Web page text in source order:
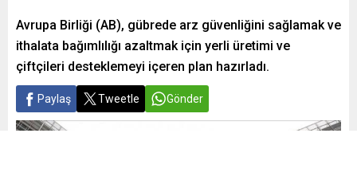
Avrupa Birliği (AB), gübrede arz güvenliğini sağlamak ve
ithalata bağımlılığı azaltmak için yerli üretimi ve
çiftçileri desteklemeyi içeren plan hazırladı.
Paylaş Tweetle Gönder